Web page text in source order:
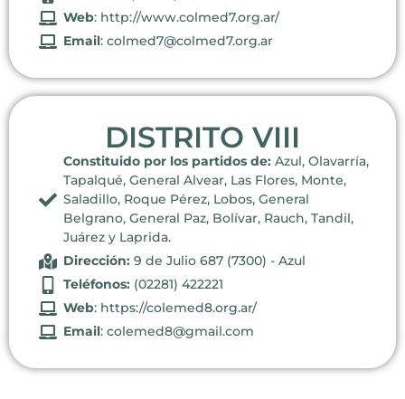
Web: http://www.colmed7.org.ar/
Email: colmed7@colmed7.org.ar
DISTRITO VIII
Constituido por los partidos de: Azul, Olavarría,
Tapalqué, General Alvear, Las Flores, Monte,
Saladillo, Roque Pérez, Lobos, General
Belgrano, General Paz, Bolívar, Rauch, Tandil,
Juárez y Laprida.
Dirección: 9 de Julio 687 (7300) - Azul
Teléfonos: (02281) 422221
Web: https://colemed8.org.ar/
Email: colemed8@gmail.com